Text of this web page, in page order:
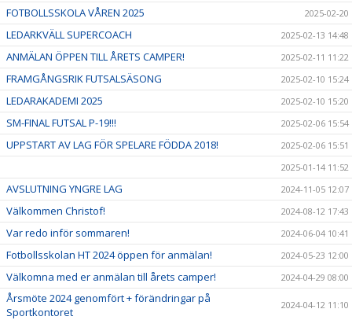
FOTBOLLSSKOLA VÅREN 2025 2025-02-20
LEDARKVÄLL SUPERCOACH 2025-02-13 14:48
ANMÄLAN ÖPPEN TILL ÅRETS CAMPER! 2025-02-11 11:22
FRAMGÅNGSRIK FUTSALSÄSONG 2025-02-10 15:24
LEDARAKADEMI 2025 2025-02-10 15:20
SM-FINAL FUTSAL P-19!!! 2025-02-06 15:54
UPPSTART AV LAG FÖR SPELARE FÖDDA 2018!
2025-02-06 15:51
2025-01-14 11:52
AVSLUTNING YNGRE LAG 2024-11-05 12:07
Välkommen Christof! 2024-08-12 17:43
Var redo inför sommaren! 2024-06-04 10:41
Fotbollsskolan HT 2024 öppen för anmälan! 2024-05-23 12:00
Välkomna med er anmälan till årets camper! 2024-04-29 08:00
Årsmöte 2024 genomfört + förändringar på
Sportkontoret
2024-04-12 11:10